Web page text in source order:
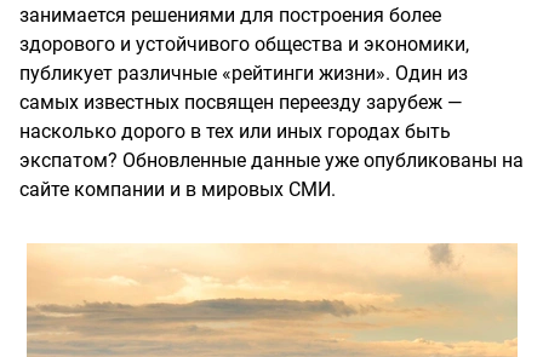
занимается решениями для построения более
здорового и устойчивого общества и экономики,
публикует различные «рейтинги жизни». Один из
самых известных посвящен переезду зарубеж —
насколько дорого в тех или иных городах быть
экспатом? Обновленные данные уже опубликованы на
сайте компании и в мировых СМИ.